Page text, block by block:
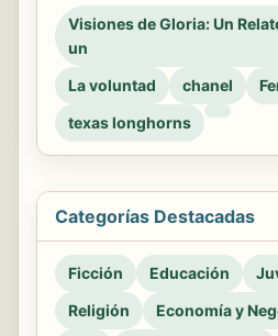
Visiones de Gloria: Un
un
La voluntad
chanel
texas longhorns
Categorías Destacadas
Ficción Educación
Religión
Economía y